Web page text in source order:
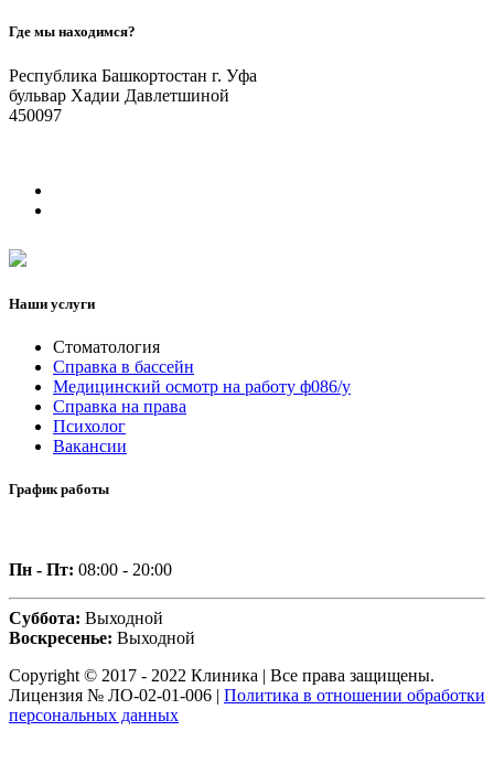
Где мы находимся?
Республика Башкортостан г. Уфа
бульвар Хадии Давлетшиной
450097
Наши услуги
Стоматология
Справка в бассейн
Медицинский осмотр на работу ф086/у
Справка на права
Психолог
Вакансии
График работы
Пн - Пт: 08:00 - 20:00
Суббота: Выходной
Воскресенье: Выходной
Copyright © 2017 - 2022 Клиника | Все права защищены.
Лицензия № ЛО-02-01-006 | Политика в отношении обработки
персональных данных